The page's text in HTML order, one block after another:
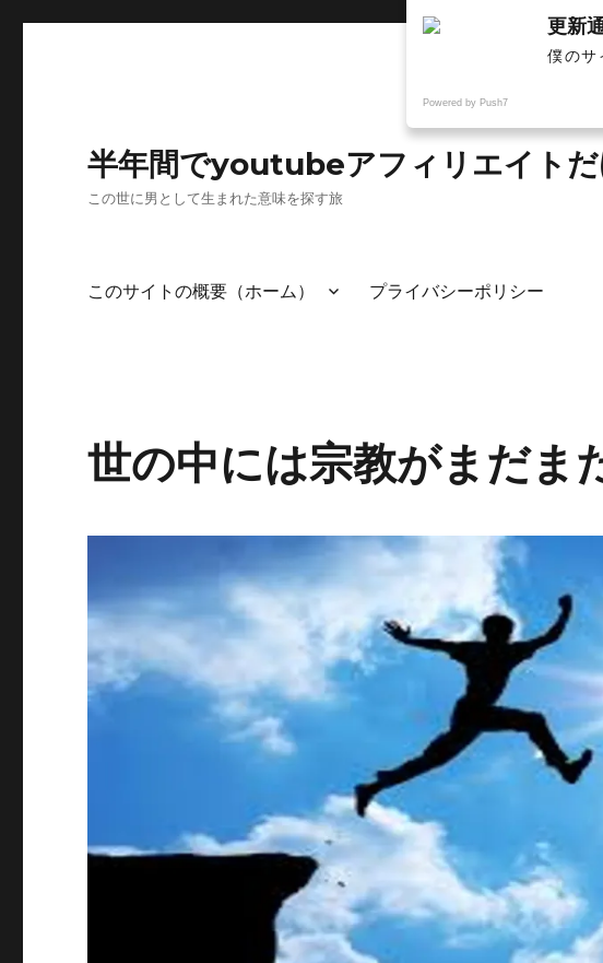
半年間でyoutubeアフィリエイトだ
この世に男として生まれた意味を探す旅
このサイトの概要（ホーム） プライバシーポリシー
世の中には宗教がまだま
更新
僕のサ
Powered by Push7